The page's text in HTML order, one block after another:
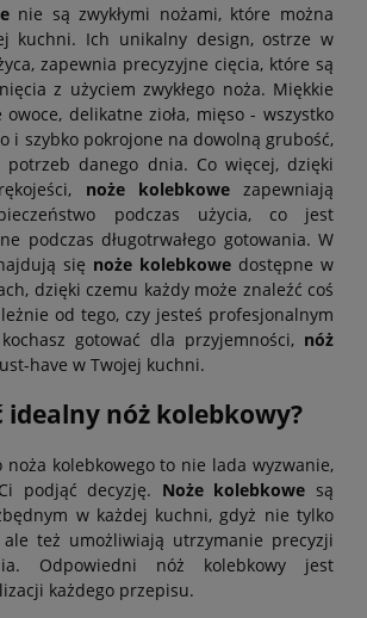
nie są zwykłymi nożami, które można
kuchni. Ich unikalny design, ostrze w
zapewnia precyzyjne cięcia, które są
z użyciem zwykłego noża. Miękkie
delikatne zioła, mięso - wszystko
i szybko pokrojone na dowolną grubość,
potrzeb danego dnia. Co więcej, dzięki
noże kolebkowezapewniają
podczas użycia, co jest
podczas długotrwałego gotowania. W
się noże kolebkowe dostępne w
dzięki czemu każdy może znaleźć coś
od tego, czy jesteś profesjonalnym
gotować dla przyjemności, nóż
have w Twojej kuchni.
idealny nóż kolebkowy?
noża kolebkowego to nie lada wyzwanie,
podjąć decyzję. Noże kolebkowe są
w każdej kuchni, gdyż nie tylko
ale też umożliwiają utrzymanie precyzji
Odpowiedni nóż kolebkowy jest
każdego przepisu.